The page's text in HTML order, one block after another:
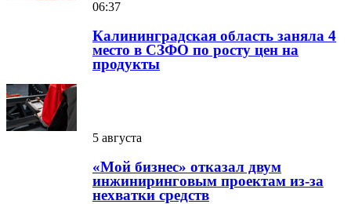
06:37
Калининградская область заняла 4
место в СЗФО по росту цен на
продукты
5 августа
«Мой бизнес» отказал двум
инжиниринговым проектам из-за
нехватки средств